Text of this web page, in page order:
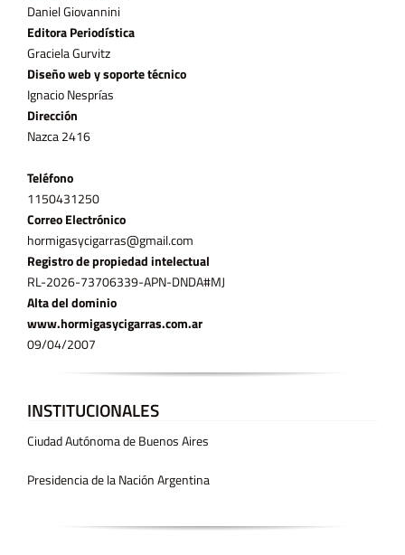
Daniel Giovannini
Editora Periodística
Graciela Gurvitz
Diseño web y soporte técnico
Ignacio Nesprías
Dirección
Nazca 2416
Teléfono
11­50431250
Correo Electrónico
hormigasycigarras@gmail.com
Registro de propiedad intelectual
RL-2026-73706339-APN-DNDA#MJ
Alta del dominio
www.hormigasycigarras.com.ar
09/04/2007
INSTITUCIONALES
Ciudad Autónoma de Buenos Aires
Presidencia de la Nación Argentina